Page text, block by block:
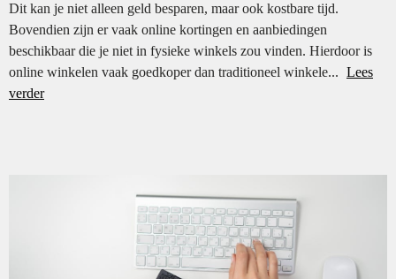
Dit kan je niet alleen geld besparen, maar ook kostbare tijd.
Bovendien zijn er vaak online kortingen en aanbiedingen
beschikbaar die je niet in fysieke winkels zou vinden. Hierdoor is
online winkelen vaak goedkoper dan traditioneel winkele... Lees
verder